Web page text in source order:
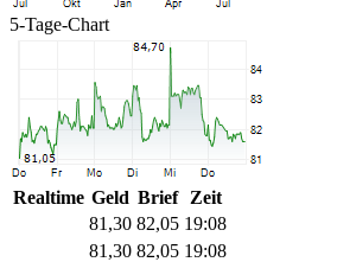
5-Tage-Chart
Realtime Geld Brief
Zeit
81,30 82,05 19:08
81,30 82,05 19:08